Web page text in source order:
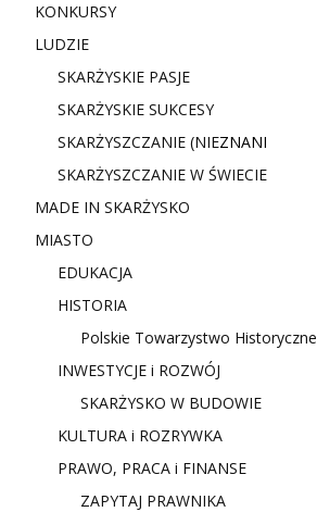
KONKURSY
LUDZIE
SKARŻYSKIE PASJE
SKARŻYSKIE SUKCESY
SKARŻYSZCZANIE (NIEZNANI
SKARŻYSZCZANIE W ŚWIECIE
MADE IN SKARŻYSKO
MIASTO
EDUKACJA
HISTORIA
Polskie Towarzystwo Historyczne
INWESTYCJE i ROZWÓJ
SKARŻYSKO W BUDOWIE
KULTURA i ROZRYWKA
PRAWO, PRACA i FINANSE
ZAPYTAJ PRAWNIKA